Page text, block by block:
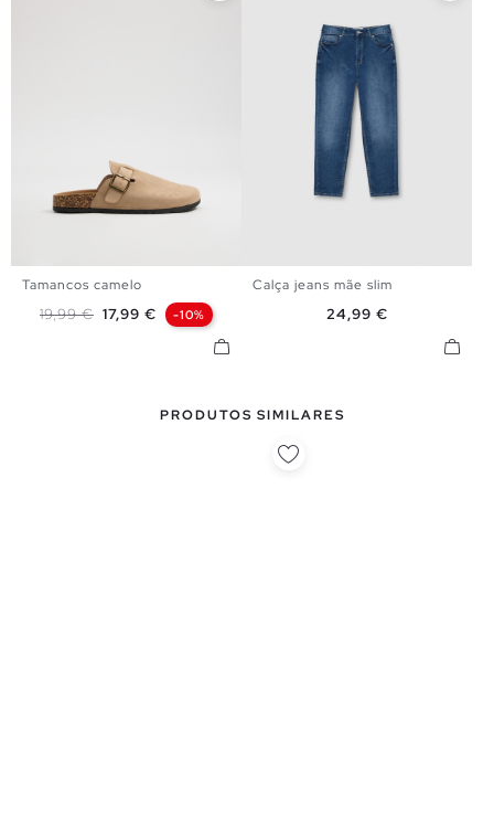
Tamancos camelo
Preço normal
19,99 € Preço
17,99 € -10%
36
Calça jeans mãe slim
Preço
24,99 €
PRODUTOS SIMILARES